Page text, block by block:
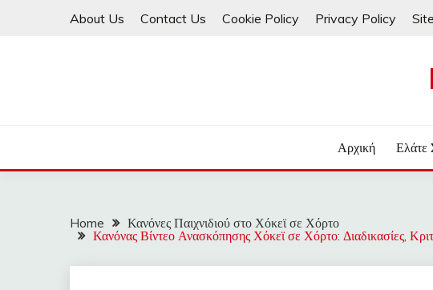
About Us Contact Us Cookie Policy Privacy Policy
Αρχική Ελάτε
Home
Κανόνες Παιχνιδιού στο Χόκεϊ σε Χόρτο
Κανόνας Βίντεο Ανασκόπησης Χόκεϊ σε Χόρτο: Διαδικασίες,